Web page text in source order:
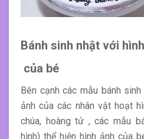
Bánh sinh nhật với
của bé
Bên cạnh các mẫu bánh
ảnh của các nhân vật hoạt
chúa, hoàng tử , các mẫu
hình) thể hiện hình ảnh của